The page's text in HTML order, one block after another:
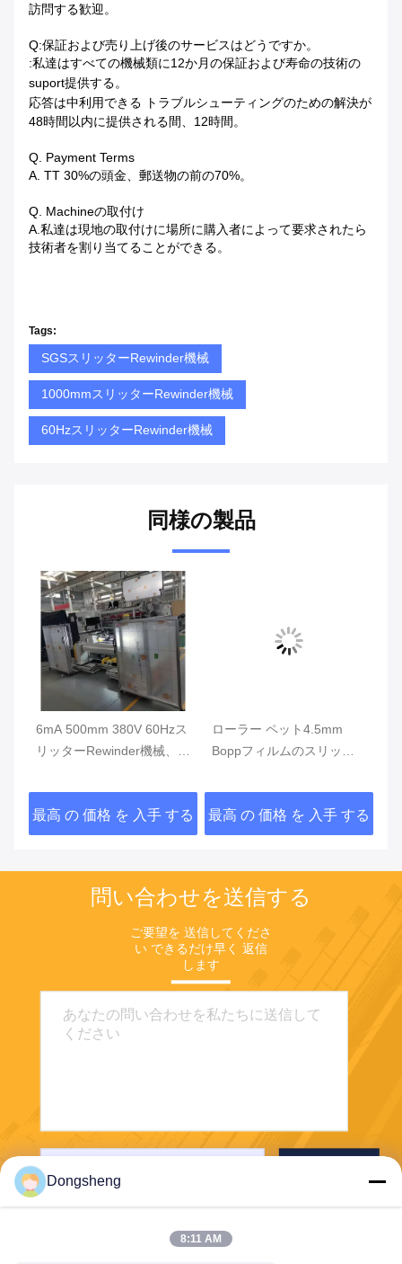
訪問する歓迎。
Q:保証および売り上げ後のサービスはどうですか。
:私達はすべての機械類に12か月の保証および寿命の技術の
suport提供する。
応答は中利用できる
トラブルシューティングのための解決が
48時間以内に提供される間、12時間。
Q. Payment Terms
A. TT 30%の頭金、郵送物の前の70%。
Q. Machineの取付け
A.私達は現地の取付けに場所に購入者によって要求されたら
技術者を割り当てることができる。
Tags:
SGSスリッターRewinder機械
1000mmスリッターRewinder機械
60HzスリッターRewinder機械
同様の製品
6mA 500mm 380V 60Hzス
リッターRewinder機械、プ
戻す機械
最高 の 価格 を 入手 する
ローラー ペット4.5mm
Boppフィルムのスリッタ
最高 の 価格 を 入手 する
問い合わせを送信する
ご要望を 送信してくださ
い できるだけ早く 返信
します
Dongsheng
8:11 AM